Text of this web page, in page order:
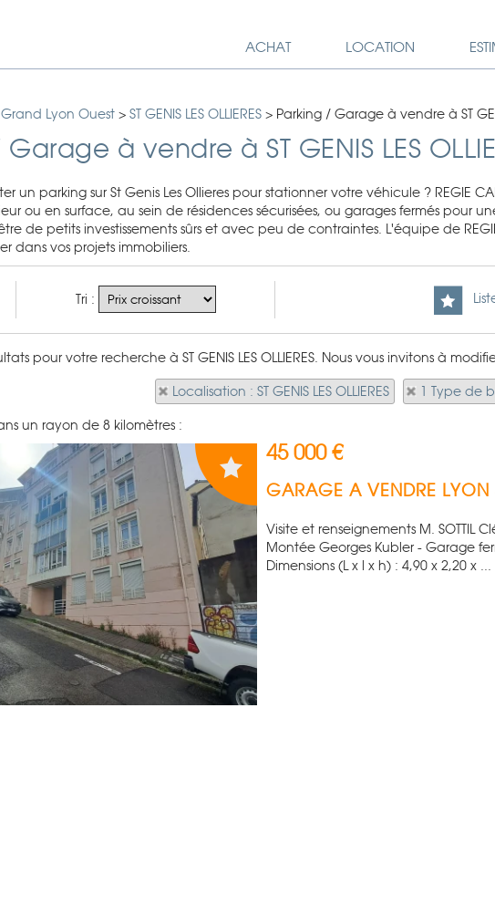
ACHAT LOCATION
Lyon Ouest > ST GENIS LES OLLIERES > Parking / Garage à vendre à ST
à vendre à ST GENIS LES
un parking sur St Genis Les Ollieres pour stationner votre véhicule ? REGIE
ou en surface, au sein de résidences sécurisées, ou garages fermés pour
de petits investissements sûrs et avec peu de contraintes. L'équipe de
dans vos projets immobiliers.
Tri :
pour votre recherche à ST GENIS LES OLLIERES. Nous vous invitons à
Localisation : ST GENIS LES OLLIERES 1 Type de
un rayon de 8 kilomètres :
45 000 €
GARAGE A VENDRE LYON
Visite et renseignements M. SOTTIL
Montée Georges Kubler - Garage
Dimensions (L x l x h) : 4,90 x 2,20 x ...